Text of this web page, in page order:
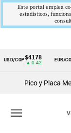
Cintillo
Colombia
COP$4178
▲ 0.42
EUR/COP
Pico y Placa
menu
Este portal emplea
estadísticos,